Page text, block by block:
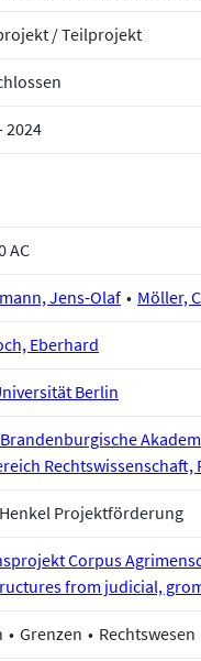
/ Teilprojekt
2024
AC
Jens-Olaf Möller,
Eberhard
Berlin
Projektförderung
Corpus
from judicial,
Grenzen Rechtswesen